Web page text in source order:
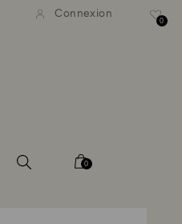
Livraison standard
une commande supérieure
Connexion
0
0